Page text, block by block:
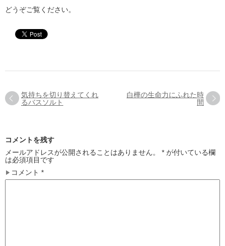
どうぞご覧ください。
気持ちを切り替えてくれ
るバスソルト
白樺の生命力にふれた時
間
コメントを残す
メールアドレスが公開されることはありません。
* が付いている欄
は必須項目です
コメント *